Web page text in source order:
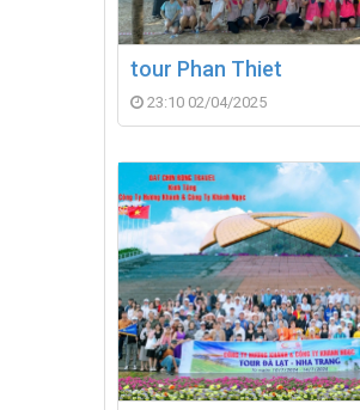
tour Phan Thiet
23:10 02/04/2025